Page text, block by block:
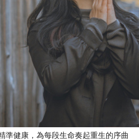
一起閃耀 康見 涂瑛真 以溫潤藝術與精準健康，為每段生命奏起重生的序曲